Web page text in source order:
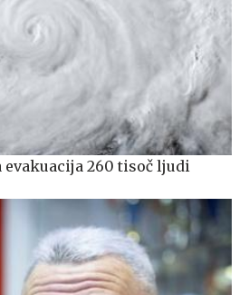
260 tisoč ljudi